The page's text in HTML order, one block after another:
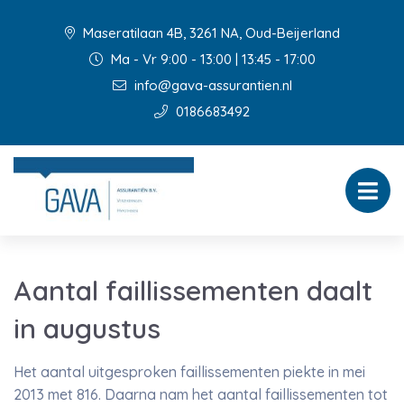
Maseratilaan 4B, 3261 NA, Oud-Beijerland
Ma - Vr 9:00 - 13:00 | 13:45 - 17:00
info@gava-assurantien.nl
0186683492
Aantal faillissementen daalt
in augustus
Het aantal uitgesproken faillissementen piekte in mei
2013 met 816. Daarna nam het aantal faillissementen tot